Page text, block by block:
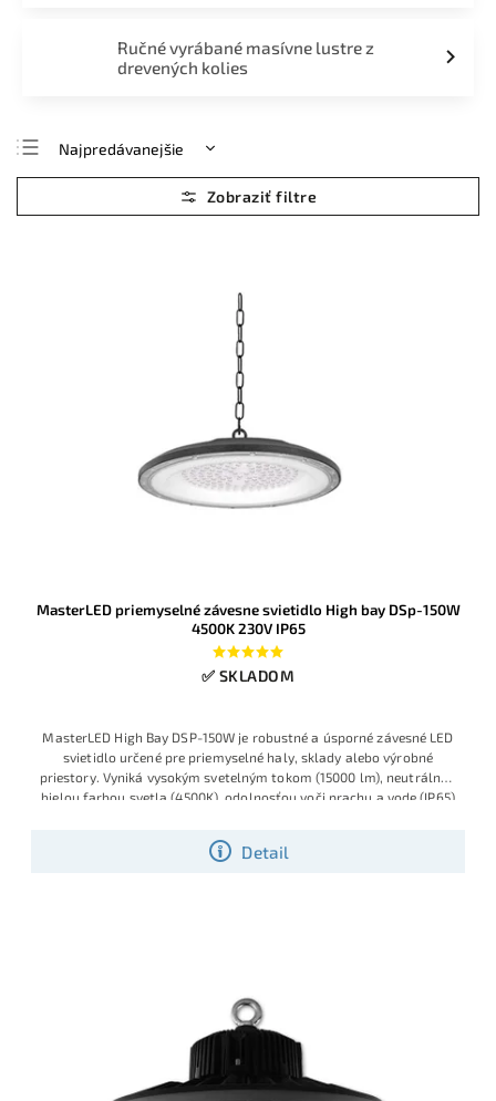
Ručné vyrábané masívne lustre z
drevených kolies
Najpredávanejšie
Najlacnejšie
Najdrahšie
MasterLED priemyselné závesne svietidlo High bay DSp-150W
4500K 230V IP65
✅ SKLADOM
Detail
MasterLED High Bay DSP-150W je robustné a úsporné závesné LED
svietidlo určené pre priemyselné haly, sklady alebo výrobné
priestory. Vyniká vysokým svetelným tokom (15000 lm), neutrálnou
bielou farbou svetla (4500K), odolnosťou voči prachu a vode (IP65)